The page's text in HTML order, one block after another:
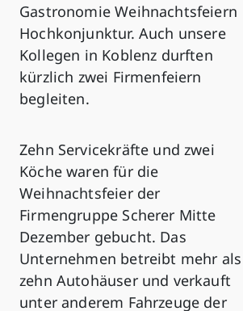
Gastronomie Weihnachtsfeiern
Hochkonjunktur. Auch unsere
Kollegen in Koblenz durften
kürzlich zwei Firmenfeiern
begleiten.
Zehn Servicekräfte und zwei
Köche waren für die
Weihnachtsfeier der
Firmengruppe Scherer Mitte
Dezember gebucht. Das
Unternehmen betreibt mehr als
zehn Autohäuser und verkauft
unter anderem Fahrzeuge der